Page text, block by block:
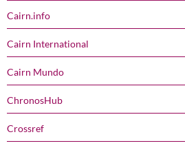
Cairn.info
Cairn International
Cairn Mundo
ChronosHub
Crossref